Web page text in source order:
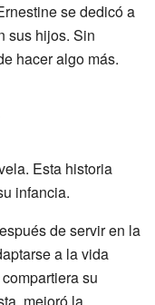
se dedicó a
sus hijos. Sin
hacer algo más.
Esta historia
infancia.
de servir en la
a la vida
su